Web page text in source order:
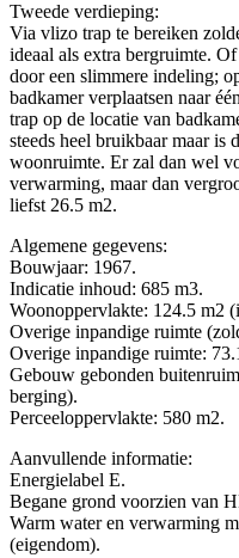
Tweede verdieping:
Via vlizo trap te bereiken
ideaal als extra bergruimte. Of
door een slimmere indeling;
badkamer verplaatsen naar
trap op de locatie van
steeds heel bruikbaar maar is
woonruimte. Er zal dan wel
verwarming, maar dan
liefst 26.5 m2.
Algemene gegevens:
Bouwjaar: 1967.
Indicatie inhoud: 685 m3.
Woonoppervlakte: 124.5 m2
Overige inpandige ruimte
Overige inpandige ruimte:
Gebouw gebonden
berging).
Perceeloppervlakte: 580 m2.
Aanvullende informatie:
Energielabel E.
Begane grond voorzien van
Warm water en verwarming
(eigendom).